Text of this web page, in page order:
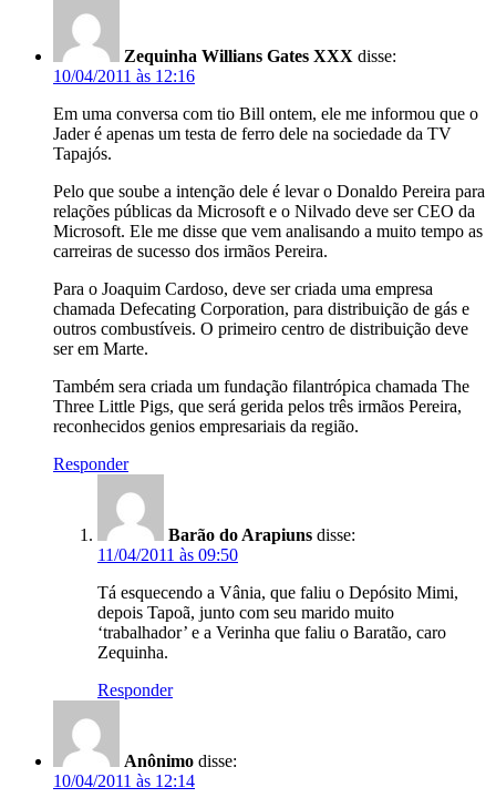
Zequinha Willians Gates XXX disse:
10/04/2011 às 12:16
Em uma conversa com tio Bill ontem, ele me informou que o
Jader é apenas um testa de ferro dele na sociedade da TV
Tapajós.
Pelo que soube a intenção dele é levar o Donaldo Pereira para
relações públicas da Microsoft e o Nilvado deve ser CEO da
Microsoft. Ele me disse que vem analisando a muito tempo as
carreiras de sucesso dos irmãos Pereira.
Para o Joaquim Cardoso, deve ser criada uma empresa
chamada Defecating Corporation, para distribuição de gás e
outros combustíveis. O primeiro centro de distribuição deve
ser em Marte.
Também sera criada um fundação filantrópica chamada The
Three Little Pigs, que será gerida pelos três irmãos Pereira,
reconhecidos genios empresariais da região.
Responder
Barão do Arapiuns disse:
11/04/2011 às 09:50
Tá esquecendo a Vânia, que faliu o Depósito Mimi,
depois Tapoã, junto com seu marido muito
‘trabalhador’ e a Verinha que faliu o Baratão, caro
Zequinha.
Responder
Anônimo disse:
10/04/2011 às 12:14